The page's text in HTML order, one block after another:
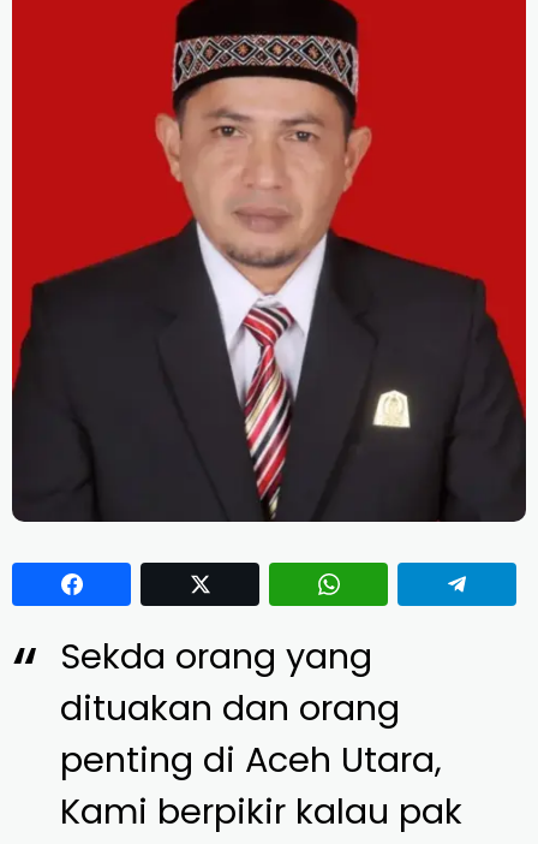
Sekda orang yang
dituakan dan orang
penting di Aceh Utara,
Kami berpikir kalau pak